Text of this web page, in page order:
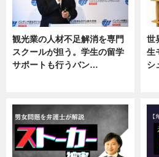
観光業の人材不足解消を専門
スクールが担う。学生の留学
サポートも行うバン…
世
生
シ